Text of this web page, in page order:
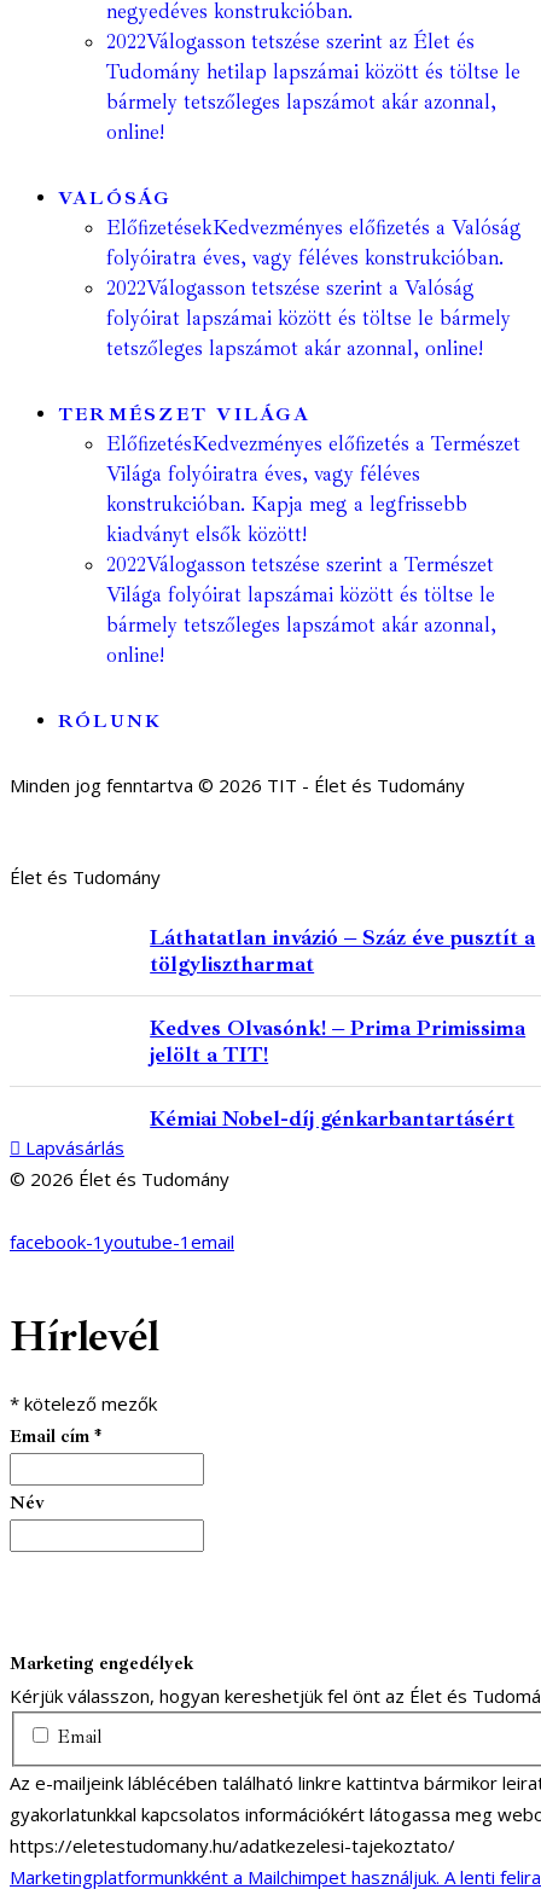
negyedéves konstrukcióban.
2022Válogasson tetszése szerint az Élet és
Tudomány hetilap lapszámai között és töltse le
bármely tetszőleges lapszámot akár azonnal,
online!
VALÓSÁG
ElőfizetésekKedvezményes előfizetés a Valóság
folyóiratra éves, vagy féléves konstrukcióban.
2022Válogasson tetszése szerint a Valóság
folyóirat lapszámai között és töltse le bármely
tetszőleges lapszámot akár azonnal, online!
TERMÉSZET VILÁGA
ElőfizetésKedvezményes előfizetés a Természet
Világa folyóiratra éves, vagy féléves
konstrukcióban. Kapja meg a legfrissebb
kiadványt elsők között!
2022Válogasson tetszése szerint a Természet
Világa folyóirat lapszámai között és töltse le
bármely tetszőleges lapszámot akár azonnal,
online!
RÓLUNK
Minden jog fenntartva © 2026 TIT - Élet és Tudomány
Élet és Tudomány
Láthatatlan invázió – Száz éve pusztít a
tölgylisztharmat
Kedves Olvasónk! – Prima Primissima
jelölt a TIT!
Kémiai Nobel-díj génkarbantartásért
Lapvásárlás
© 2026 Élet és Tudomány
facebook-1 youtube-1 email
Hírlevél
* kötelező mezők
Email cím *
Név
Marketing engedélyek
Kérjük válasszon, hogyan kereshetjük fel önt az Élet és
Email
Az e-mailjeink láblécében található linkre kattintva bármikor
gyakorlatunkkal kapcsolatos információkért látogassa meg
https://eletestudomany.hu/adatkezelesi-tajekoztato/
Marketingplatformunkként a Mailchimpet használjuk. A lenti